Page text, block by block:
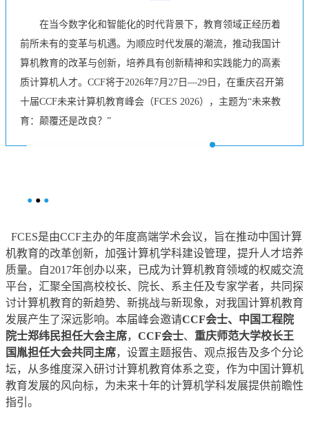
在当今数字化和智能化的时代背景下，教育领域正经历着
前所未有的变革与机遇。为顺应时代发展的潮流，推动我国计
算机教育的改革与创新，培养具有创新精神和实践能力的高素
质计算机人才。CCF将于2026年7月27日—29日，在重庆召开第
十届CCF未来计算机教育峰会（FCES 2026），主题为“未来教
育：颠覆还是改良？”
● ● ●
FCES是由CCF主办的年度高端学术会议，旨在推动中国计算
机教育的改革创新，加强计算机学科建设管理，提升人才培养
质量。自2017年创办以来，已成为计算机教育领域的权威交流
平台，汇聚全国高校校长、院长、系主任及专家学者，共同探
讨计算机教育的新趋势、新挑战与新现象，对我国计算机教育
发展产生了深远影响。本届峰会邀请CCF会士、中国工程院
院士郑纬民担任大会主席， CCF会士、 重庆师范大学校长王
国胤担任大会共同主席，设置主题报告、观点报告及多个分论
坛，从多维度深入研讨计算机教育体系之变，作为中国计算机
教育发展的风向标，为未来十年的计算机学科发展提供前瞻性
指引。